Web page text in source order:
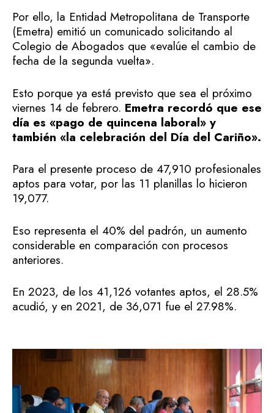
Por ello, la Entidad Metropolitana de Transporte
(Emetra) emitió un comunicado solicitando al
Colegio de Abogados que «evalúe el cambio de
fecha de la segunda vuelta».
Esto porque ya está previsto que sea el próximo
viernes 14 de febrero. Emetra recordó que ese
día es «pago de quincena laboral» y
también «la celebración del Día del Cariño».
Para el presente proceso de 47,910 profesionales
aptos para votar, por las 11 planillas lo hicieron
19,077.
Eso representa el 40% del padrón, un aumento
considerable en comparación con procesos
anteriores.
En 2023, de los 41,126 votantes aptos, el 28.5%
acudió, y en 2021, de 36,071 fue el 27.98%.